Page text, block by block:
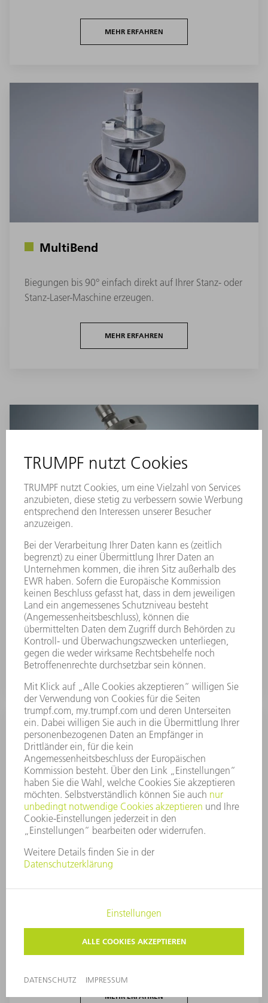
MEHR ERFAHREN
MultiBend
Biegungen bis 90° einfach direkt auf Ihrer Stanz- oder
Stanz-Laser-Maschine erzeugen.
MEHR ERFAHREN
MultiBend Extended
Mit dem MultiBend Extended stellen Sie verschiedene
Biegelängen und -höhen in nur einem Hub her.
MEHR ERFAHREN
Napfwerkzeug Größe 5 für die
aktive Matrize
Umformen in neuer Dimension: Mit dem
Napfwerkzeug Größe 5 für die aktive Matrize
realisieren Sie Umformungen in neuer Größe.
MEHR ERFAHREN